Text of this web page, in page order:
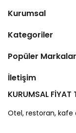
Kurumsal
Kategoriler
Popüler Markalar
İletişim
KURUMSAL FİYAT
Otel, restoran, kafe